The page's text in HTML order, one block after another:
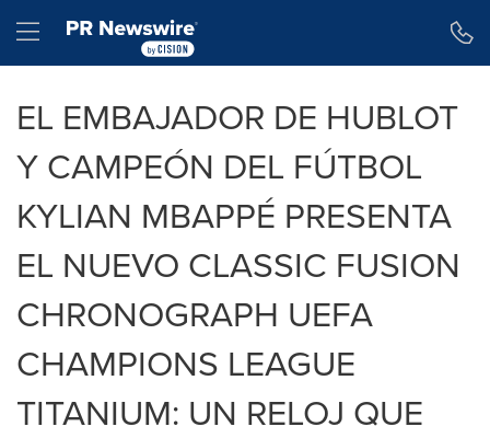
Hamburger menu
EL EMBAJADOR DE HUBLOT
Y CAMPEÓN DEL FÚTBOL
KYLIAN MBAPPÉ PRESENTA
EL NUEVO CLASSIC FUSION
CHRONOGRAPH UEFA
CHAMPIONS LEAGUE
TITANIUM: UN RELOJ QUE